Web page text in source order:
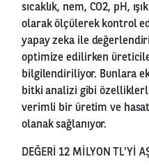
sıcaklık, nem, CO2, pH,
olarak ölçülerek kontrol
yapay zeka ile
optimize edilirken
bilgilendiriliyor. Bunlara
bitki analizi gibi
verimli bir üretim ve
olanak sağlanıyor.
DEĞERİ 12 MİLYON TL'Yİ